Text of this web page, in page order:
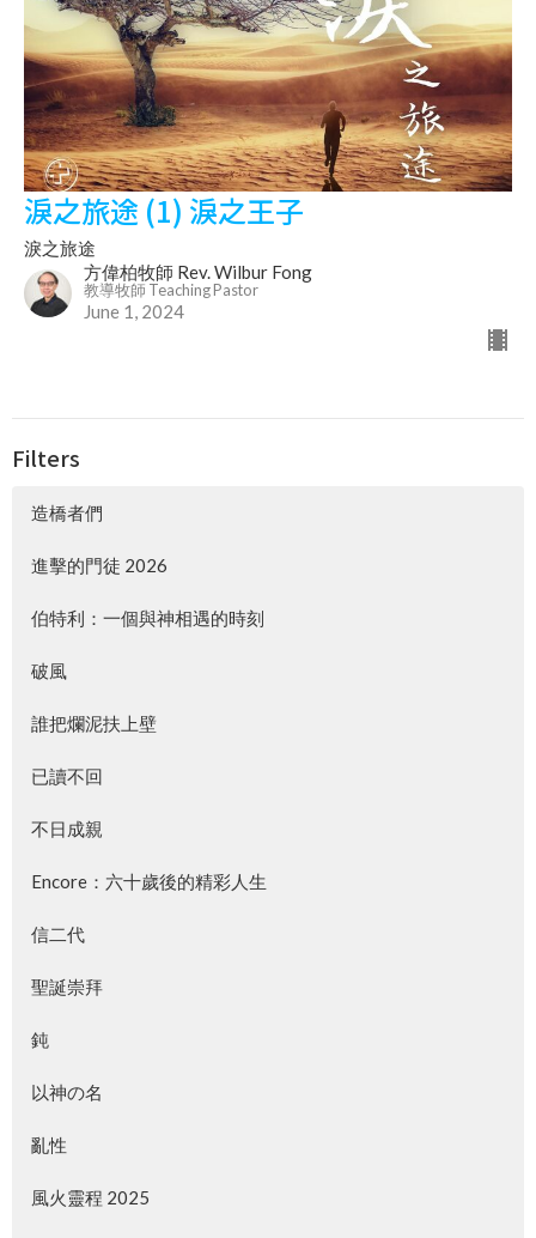
淚之旅途 (1) 淚之王子
淚之旅途
方偉柏牧師 Rev. Wilbur Fong
教導牧師 Teaching Pastor
June 1, 2024
Filters
造橋者們
進擊的門徒 2026
伯特利：一個與神相遇的時刻
破風
誰把爛泥扶上壁
已讀不回
不日成親
Encore：六十歲後的精彩人生
信二代
聖誕崇拜
鈍
以神の名
亂性
風火靈程 2025